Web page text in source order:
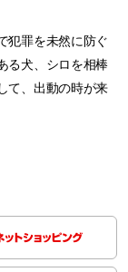
犯罪を未然に防ぐ
る犬、シロを相棒
て、出動の時が来